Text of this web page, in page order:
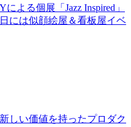
よる個展「Jazz Inspired」
には似顔絵屋＆看板屋イベ
しい価値を持ったプロダク